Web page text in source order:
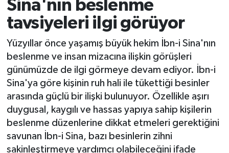
Sina'nın beslenme
tavsiyeleri ilgi görüyor
Yüzyıllar önce yaşamış büyük hekim İbn-i Sina'nın
beslenme ve insan mizacına ilişkin görüşleri
günümüzde de ilgi görmeye devam ediyor. İbn-i
Sina'ya göre kişinin ruh hali ile tükettiği besinler
arasında güçlü bir ilişki bulunuyor. Özellikle aşırı
duygusal, kaygılı ve hassas yapıya sahip kişilerin
beslenme düzenlerine dikkat etmeleri gerektiğini
savunan İbn-i Sina, bazı besinlerin zihni
sakinleştirmeye yardımcı olabileceğini ifade